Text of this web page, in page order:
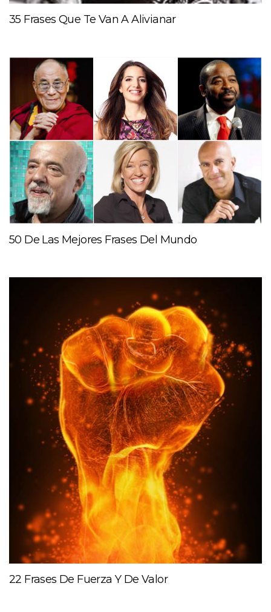
35 Frases Que Te Van A Alivianar
50 De Las Mejores Frases Del Mundo
22 Frases De Fuerza Y De Valor